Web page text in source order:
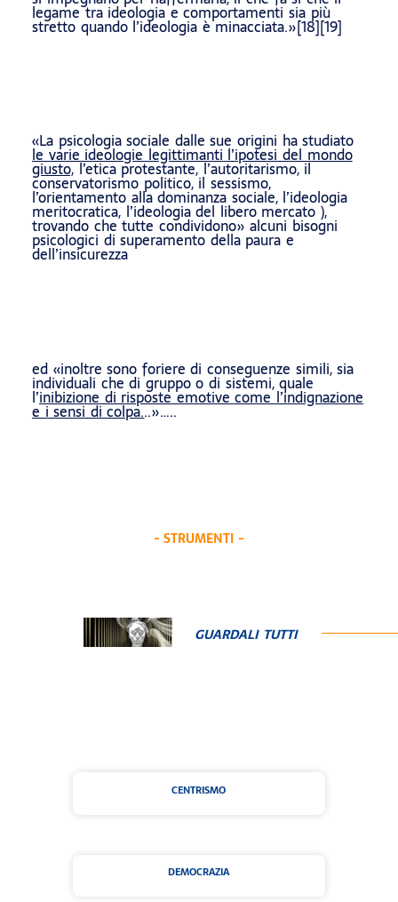
legame tra ideologia e comportamenti sia più
stretto quando l’ideologia è minacciata.»[18][19]
«La psicologia sociale dalle sue origini ha studiato
le varie ideologie legittimanti l’ipotesi del mondo
giusto,l’etica protestante, l’autoritarismo, il
conservatorismo politico, il sessismo,
l’orientamento alla dominanza sociale, l’ideologia
meritocratica, l’ideologia del libero mercato ),
trovando che tutte condividono» alcuni bisogni
psicologici di superamento della paura e
dell’insicurezza
ed «inoltre sono foriere di conseguenze simili, sia
individuali che di gruppo o di sistemi, quale
l’inibizione di risposte emotive come l’indignazione
e i sensi di colpa...»…..
- STRUMENTI -
GUARDALI TUTTI
CENTRISMO
DEMOCRAZIA